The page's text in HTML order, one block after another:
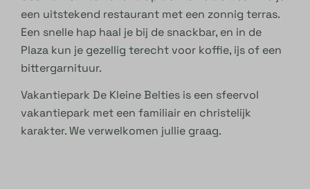
een uitstekend restaurant met een zonnig terras.
Een snelle hap haal je bij de snackbar, en in de
Plaza kun je gezellig terecht voor koffie, ijs of een
bittergarnituur.
Vakantiepark De Kleine Belties is een sfeervol
vakantiepark met een familiair en christelijk
karakter. We verwelkomen jullie graag.